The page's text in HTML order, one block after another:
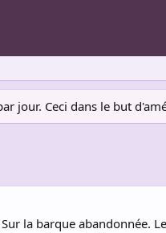
jour. Ceci dans le but
la barque abandonnée.